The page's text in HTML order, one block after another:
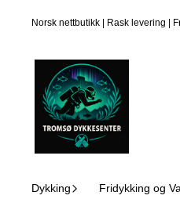
Norsk nettbutikk | Rask levering |
Dykking Fridykking og